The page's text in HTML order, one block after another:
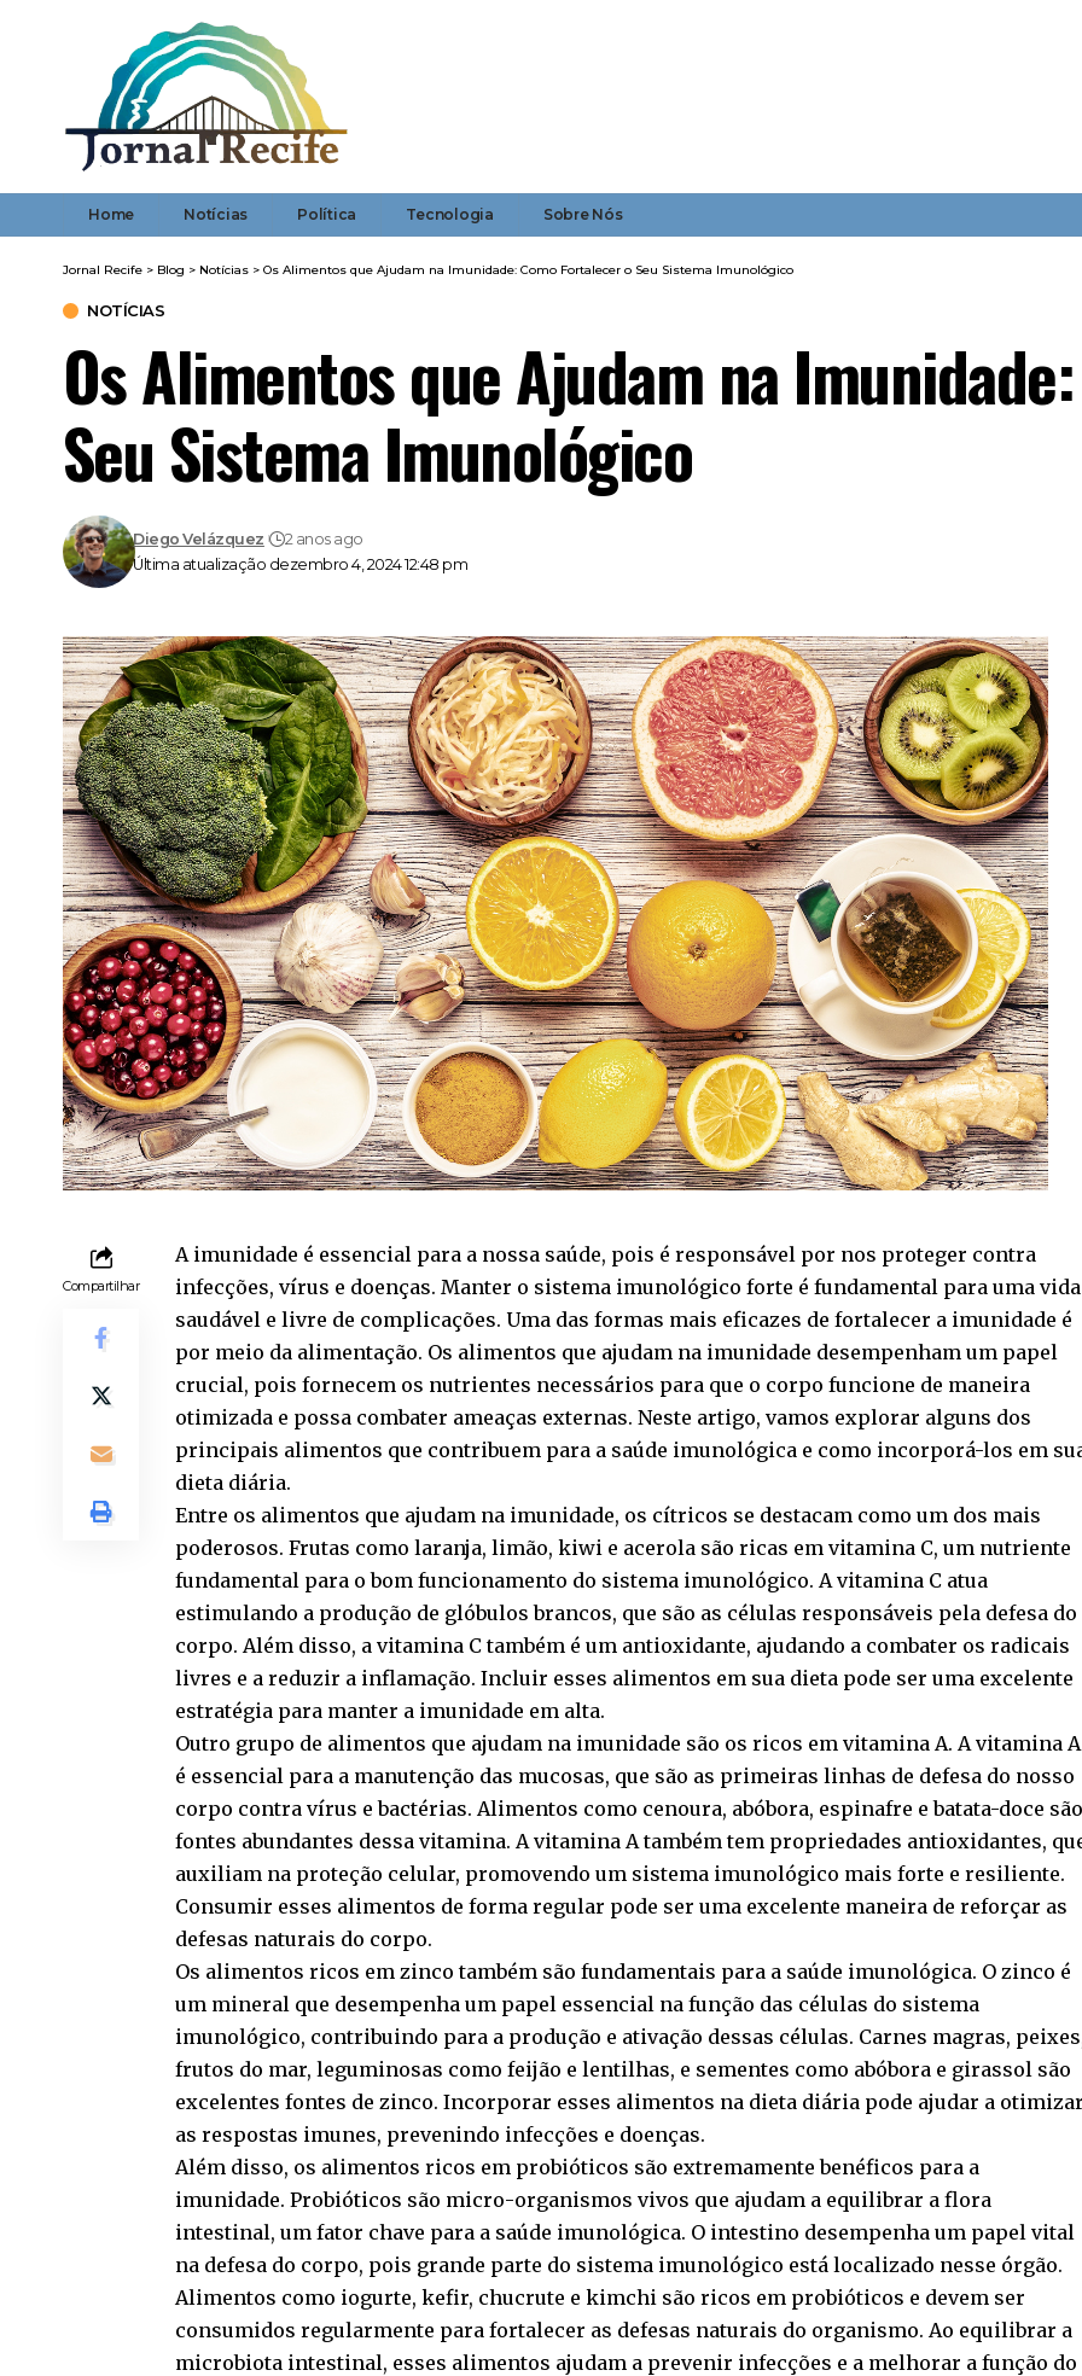
Home Notícias Política Tecnologia Sobre Nós
Jornal Recife > Blog > Notícias > Os Alimentos que Ajudam na Imunidade: Como Fortalecer o Seu Sistema Imunológico
NOTÍCIAS
Os Alimentos que Ajudam na
Seu Sistema Imunológico
Última atualização dezembro 4, 2024 12:48 pm
Diego Velázquez 2 anos ago
Compartilhar
A imunidade é essencial para a nossa saúde, pois é responsável por nos proteger contra
infecções, vírus e doenças. Manter o sistema imunológico forte é fundamental para uma vida
saudável e livre de complicações. Uma das formas mais eficazes de fortalecer a imunidade é
por meio da alimentação. Os alimentos que ajudam na imunidade desempenham um papel
crucial, pois fornecem os nutrientes necessários para que o corpo funcione de maneira
otimizada e possa combater ameaças externas. Neste artigo, vamos explorar alguns dos
principais alimentos que contribuem para a saúde imunológica e como incorporá-los em
dieta diária.
Entre os alimentos que ajudam na imunidade, os cítricos se destacam como um dos mais
poderosos. Frutas como laranja, limão, kiwi e acerola são ricas em vitamina C, um nutriente
fundamental para o bom funcionamento do sistema imunológico. A vitamina C atua
estimulando a produção de glóbulos brancos, que são as células responsáveis pela defesa do
corpo. Além disso, a vitamina C também é um antioxidante, ajudando a combater os radicais
livres e a reduzir a inflamação. Incluir esses alimentos em sua dieta pode ser uma excelente
estratégia para manter a imunidade em alta.
Outro grupo de alimentos que ajudam na imunidade são os ricos em vitamina A. A vitamina A
é essencial para a manutenção das mucosas, que são as primeiras linhas de defesa do nosso
corpo contra vírus e bactérias. Alimentos como cenoura, abóbora, espinafre e batata-doce são
fontes abundantes dessa vitamina. A vitamina A também tem propriedades antioxidantes,
auxiliam na proteção celular, promovendo um sistema imunológico mais forte e resiliente.
Consumir esses alimentos de forma regular pode ser uma excelente maneira de reforçar as
defesas naturais do corpo.
Os alimentos ricos em zinco também são fundamentais para a saúde imunológica. O zinco é
um mineral que desempenha um papel essencial na função das células do sistema
imunológico, contribuindo para a produção e ativação dessas células. Carnes magras,
frutos do mar, leguminosas como feijão e lentilhas, e sementes como abóbora e girassol são
excelentes fontes de zinco. Incorporar esses alimentos na dieta diária pode ajudar a otimizar
as respostas imunes, prevenindo infecções e doenças.
Além disso, os alimentos ricos em probióticos são extremamente benéficos para a
imunidade. Probióticos são micro-organismos vivos que ajudam a equilibrar a flora
intestinal, um fator chave para a saúde imunológica. O intestino desempenha um papel vital
na defesa do corpo, pois grande parte do sistema imunológico está localizado nesse órgão.
Alimentos como iogurte, kefir, chucrute e kimchi são ricos em probióticos e devem ser
consumidos regularmente para fortalecer as defesas naturais do organismo. Ao equilibrar a
microbiota intestinal, esses alimentos ajudam a prevenir infecções e a melhorar a função do